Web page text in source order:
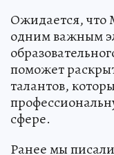
Ожидается, что
одним важным
поможет
талантов,
сфере.
Ранее мы